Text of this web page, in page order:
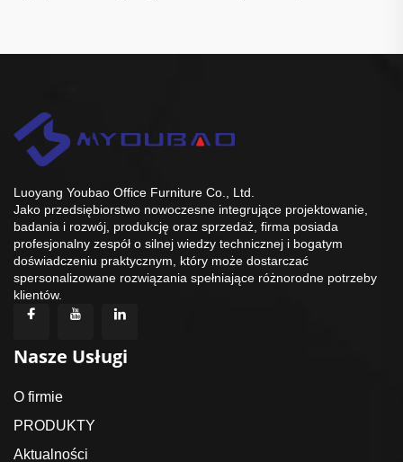
Luoyang Youbao Office Furniture Co., Ltd.
Jako przedsiębiorstwo nowoczesne integrujące projektowanie,
badania i rozwój, produkcję oraz sprzedaż, firma posiada
profesjonalny zespół o silnej wiedzy technicznej i bogatym
doświadczeniu praktycznym, który może dostarczać
spersonalizowane rozwiązania spełniające różnorodne potrzeby
klientów.
Nasze Usługi
O firmie
PRODUKTY
Aktualności